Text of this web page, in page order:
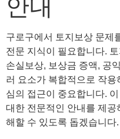
안내
구로구에서 토지보상 문제
전문 지식이 필요합니다.
손실보상, 보상금 증액, 공
러 요소가 복합적으로 작
심의 접근이 중요합니다.
대한 전문적인 안내를 제공
해할 수 있도록 돕겠습니다.